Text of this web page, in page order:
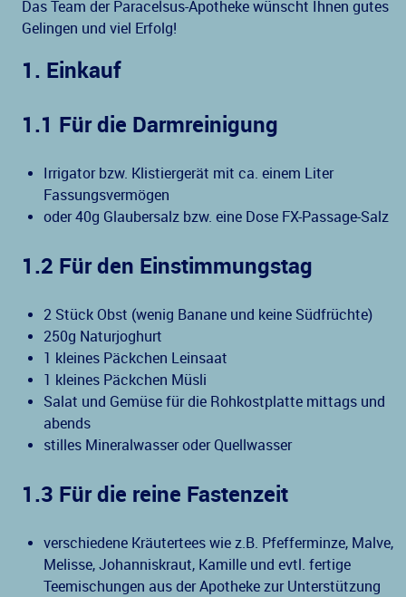
Das Team der Paracelsus-Apotheke wünscht Ihnen gutes
Gelingen und viel Erfolg!
1. Einkauf
1.1 Für die Darmreinigung
Irrigator bzw. Klistiergerät mit ca. einem Liter
Fassungsvermögen
oder 40g Glaubersalz bzw. eine Dose FX-Passage-Salz
1.2 Für den Einstimmungstag
2 Stück Obst (wenig Banane und keine Südfrüchte)
250g Naturjoghurt
1 kleines Päckchen Leinsaat
1 kleines Päckchen Müsli
Salat und Gemüse für die Rohkostplatte mittags und
abends
stilles Mineralwasser oder Quellwasser
1.3 Für die reine Fastenzeit
verschiedene Kräutertees wie z.B. Pfefferminze, Malve,
Melisse, Johanniskraut, Kamille und evtl. fertige
Teemischungen aus der Apotheke zur Unterstützung